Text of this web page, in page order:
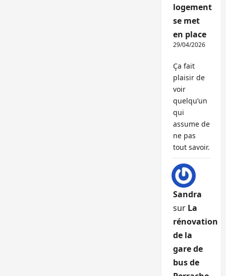
logement
se met
en place
29/04/2026
Ça fait
plaisir de
voir
quelqu’un
qui
assume de
ne pas
tout savoir.
Sandra
sur La
rénovation
de la
gare de
bus de